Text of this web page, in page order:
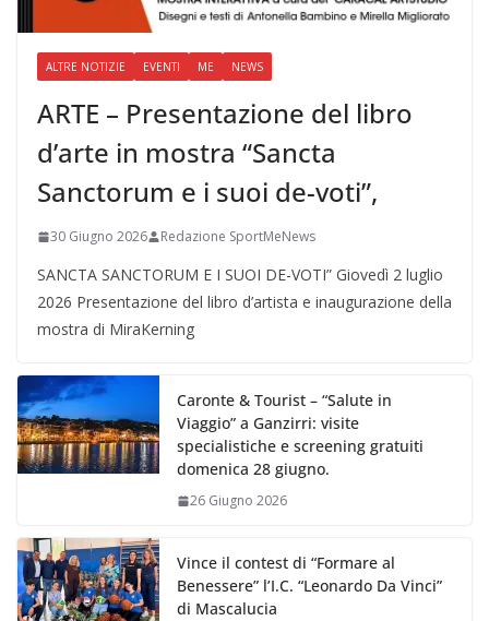
ALTRE NOTIZIE EVENTI ME NEWS
ARTE – Presentazione del libro
d’arte in mostra “Sancta
Sanctorum e i suoi de-voti”,
30 Giugno 2026 Redazione SportMeNews
SANCTA SANCTORUM E I SUOI DE-VOTI” Giovedì 2 luglio
2026 Presentazione del libro d’artista e inaugurazione della
mostra di MiraKerning
Caronte & Tourist – “Salute in
Viaggio” a Ganzirri: visite
specialistiche e screening gratuiti
domenica 28 giugno.
26 Giugno 2026
Vince il contest di “Formare al
Benessere” l’I.C. “Leonardo Da Vinci”
di Mascalucia